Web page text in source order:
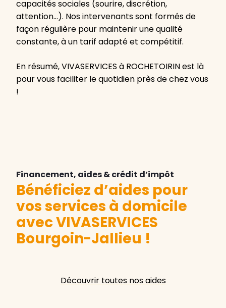
capacités sociales (sourire, discrétion,
attention…). Nos intervenants sont formés de
façon régulière pour maintenir une qualité
constante, à un tarif adapté et compétitif.
En résumé, VIVASERVICES à ROCHETOIRIN est là
pour vous faciliter le quotidien près de chez vous
!
Financement, aides & crédit d’impôt
Bénéficiez d’aides pour
vos services à domicile
avec VIVASERVICES
Bourgoin-Jallieu !
Découvrir toutes nos aides